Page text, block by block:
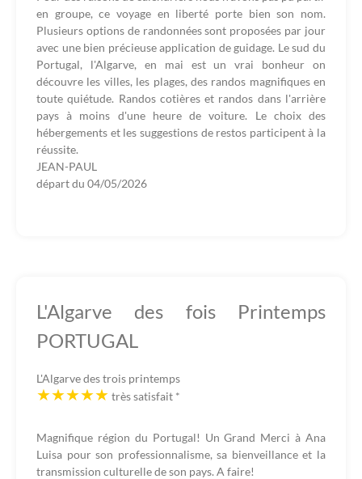
en groupe, ce voyage en liberté porte bien son nom.
Plusieurs options de randonnées sont proposées par jour
avec une bien précieuse application de guidage. Le sud du
Portugal, l'Algarve, en mai est un vrai bonheur on
découvre les villes, les plages, des randos magnifiques en
toute quiétude. Randos cotières et randos dans l'arrière
pays à moins d'une heure de voiture. Le choix des
hébergements et les suggestions de restos participent à la
réussite.
JEAN-PAUL
départ du 04/05/2026
L'Algarve des fois Printemps
PORTUGAL
L'Algarve des trois printemps
très satisfait *
Magnifique région du Portugal! Un Grand Merci à Ana
Luisa pour son professionnalisme, sa bienveillance et la
transmission culturelle de son pays. A faire!